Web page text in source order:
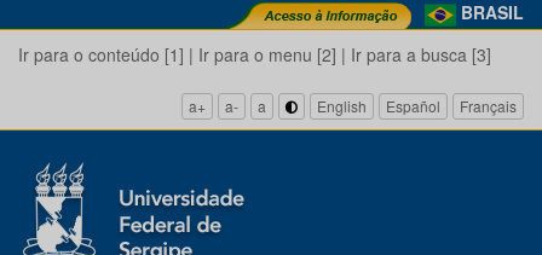
BRASIL
Ir para o conteúdo [1] | Ir para o menu [2] | Ir para a busca [3]
a+ a- a English Español Français